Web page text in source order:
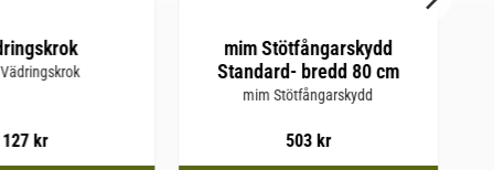
127kr
mim Stötfångarskydd
Standard- bredd 80 cm
mim Stötfångarskydd
503 kr